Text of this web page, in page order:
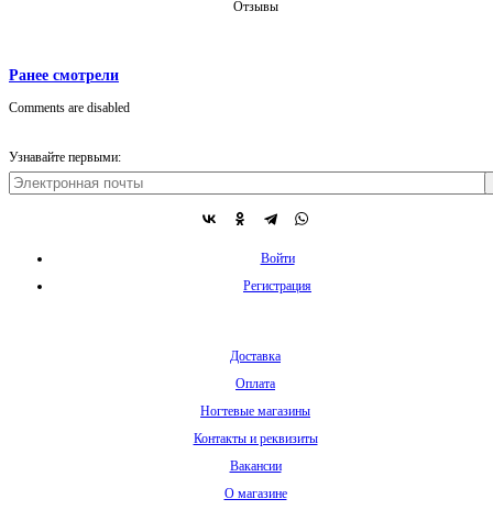
Отзывы
Ранее смотрели
Comments are disabled
Узнавайте первыми:
Войти
Регистрация
Доставка
Оплата
Ногтевые магазины
Контакты и реквизиты
Вакансии
О магазине